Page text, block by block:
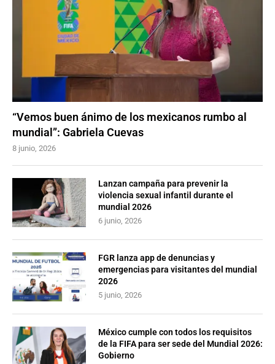
“Vemos buen ánimo de los mexicanos rumbo al
mundial”: Gabriela Cuevas
8 junio, 2026
Lanzan campaña para prevenir la
violencia sexual infantil durante el
mundial 2026
6 junio, 2026
FGR lanza app de denuncias y
emergencias para visitantes del mundial
2026
5 junio, 2026
México cumple con todos los requisitos
de la FIFA para ser sede del Mundial 2026:
Gobierno